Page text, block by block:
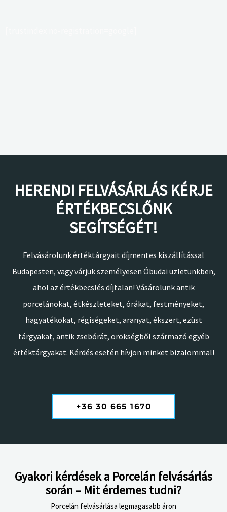
HERENDI FELVÁSÁRLÁS KÉRJE
ÉRTÉKBECSLŐNK
SEGÍTSÉGÉT!
Felvásárolunk értéktárgyait díjmentes kiszállítással
Budapesten, vagy várjuk személyesen Óbudai üzletünkben,
ahol az értékbecslés díjtalan! Vásárolunk antik
porcelánokat, étkészleteket, órákat, festményeket,
hagyatékokat, régiségeket, aranyat, ékszert, ezüst
tárgyakat, antik zsebórát, örökségből származó egyéb
értéktárgyakat. Kérdés esetén hívjon minket bizalommal!
+36 30 665 1670
Gyakori kérdések a Porcelán felvásárlás
során – Mit érdemes tudni?​
Porcelán felvásárlása legmagasabb áron